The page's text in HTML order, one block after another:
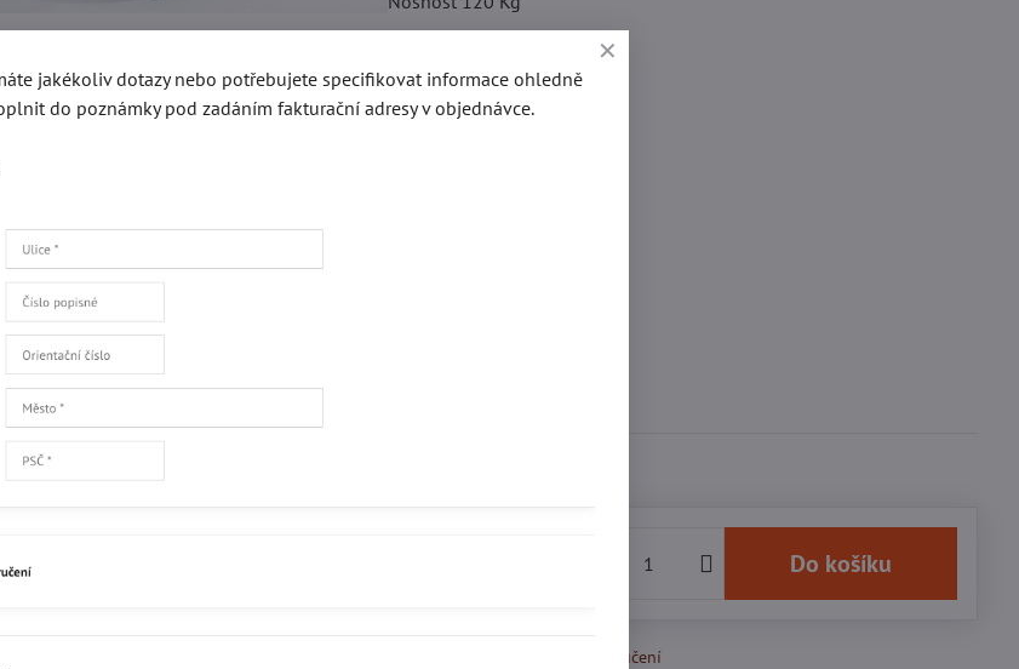
Parametry
Do košíku
Doručení
jakékoliv dotazy nebo potřebujete specifikovat informace ohledně
do poznámky pod zadáním fakturační adresy v objednávce.